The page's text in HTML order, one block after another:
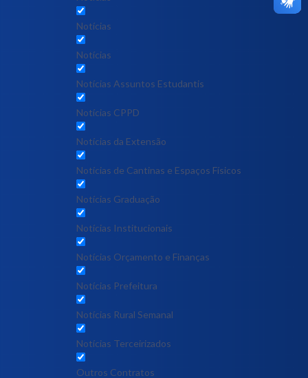
Notícias
Notícias
Notícias Assuntos Estudantis
Notícias CPPD
Notícias da Extensão
Notícias de Cantinas e Espaços Físicos
Notícias Graduação
Notícias Institucionais
Notícias Orçamento e Finanças
Notícias Prefeitura
Notícias Rural Semanal
Notícias Terceirizados
Outros Contratos